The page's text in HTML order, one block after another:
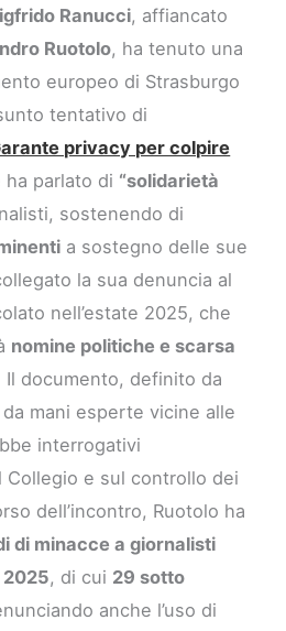
Ranucci, affiancato
Ruotolo, ha tenuto una
europeo di Strasburgo
tentativo di
privacy per colpire
parlato di “solidarietà
sostenendo di
a sostegno delle sue
la sua denuncia al
nell’estate 2025, che
nomine politiche e scarsa
Il documento, definito da
mani esperte vicine alle
interrogativi
Collegio e sul controllo dei
dell’incontro, Ruotolo ha
di minacce a giornalisti
, di cui 29 sotto
anche l’uso di